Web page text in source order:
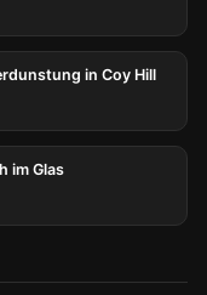
in Coy Hill
im Glas